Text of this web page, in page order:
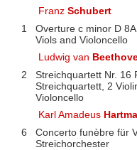
FranzSchubert
1
Overture c minor D
Viols and Violoncello
Ludwig van
2
Streichquartett Nr. 16
Streichquartett, 2
Violoncello
Karl Amadeus
6
Concerto funèbre für
Streichorchester